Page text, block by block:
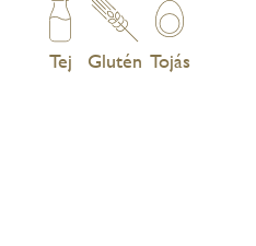
Tej Glutén Tojás